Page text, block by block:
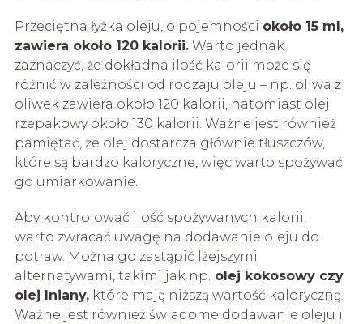
Przeciętna łyżka oleju, o pojemności około 15 ml,
zawiera około 120 kalorii.Warto jednak
zaznaczyć, że dokładna ilość kalorii może się
różnić w zależności od rodzaju oleju – np. oliwa z
oliwek zawiera około 120 kalorii, natomiast olej
rzepakowy około 130 kalorii. Ważne jest również
pamiętać, że olej dostarcza głównie tłuszczów,
które są bardzo kaloryczne, więc warto spożywać
go umiarkowanie.
Aby kontrolować ilość spożywanych kalorii,
warto zwracać uwagę na dodawanie oleju do
potraw. Można go zastąpić lżejszymi
alternatywami, takimi jak np. olej kokosowy czy
olej lniany,które mają niższą wartość kaloryczną.
Ważne jest również świadome dodawanie oleju i